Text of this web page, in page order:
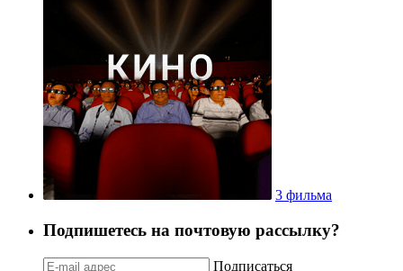
3 фильма
Подпишетесь на почтовую рассылку?
Подписаться